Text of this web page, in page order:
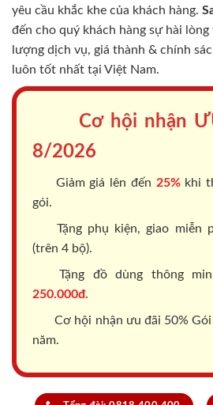
yêu cầu khắc khe của khách hàng.
đến cho quý khách hàng sự hài
lượng dịch vụ, giá thành & chính
luôn tốt nhất tại Việt Nam.
Cơ hội nhận
8/2026
Giảm giá lên đến 25%khi
gói.
Tặng phụ kiện, giao miễn
(trên 4 bộ).
Tặng đồ dùng thông
250.000đ.
Cơ hội nhận ưu đãi 50%
năm.